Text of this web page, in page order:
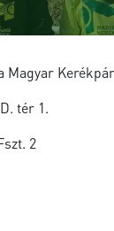
Magyar
tér 1.
2